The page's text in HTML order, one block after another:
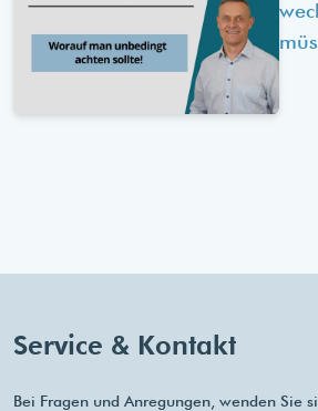
Service & Kontakt
Bei Fragen und Anregungen, wenden Sie